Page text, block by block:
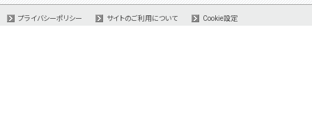
プライバシーポリシー サイトのご利用について Cookie設定